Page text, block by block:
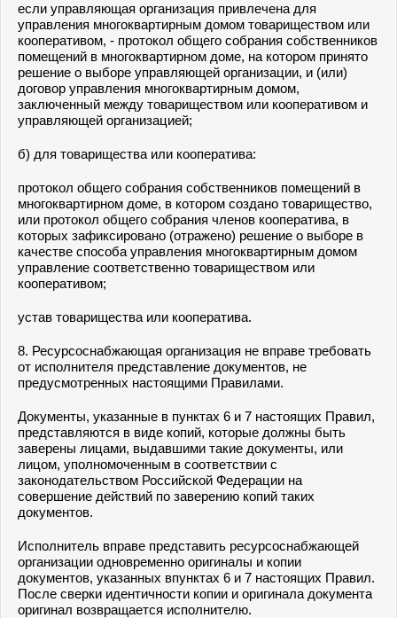
если управляющая организация привлечена для
управления многоквартирным домом товариществом или
кооперативом, - протокол общего собрания собственников
помещений в многоквартирном доме, на котором принято
решение о выборе управляющей организации, и (или)
договор управления многоквартирным домом,
заключенный между товариществом или кооперативом и
управляющей организацией;
б) для товарищества или кооператива:
протокол общего собрания собственников помещений в
многоквартирном доме, в котором создано товарищество,
или протокол общего собрания членов кооператива, в
которых зафиксировано (отражено) решение о выборе в
качестве способа управления многоквартирным домом
управление соответственно товариществом или
кооперативом;
устав товарищества или кооператива.
8. Ресурсоснабжающая организация не вправе требовать
от исполнителя представление документов, не
предусмотренных настоящими Правилами.
Документы, указанные в пунктах 6 и 7 настоящих Правил,
представляются в виде копий, которые должны быть
заверены лицами, выдавшими такие документы, или
лицом, уполномоченным в соответствии с
законодательством Российской Федерации на
совершение действий по заверению копий таких
документов.
Исполнитель вправе представить ресурсоснабжающей
организации одновременно оригиналы и копии
документов, указанных впунктах 6 и 7 настоящих Правил.
После сверки идентичности копии и оригинала документа
оригинал возвращается исполнителю.